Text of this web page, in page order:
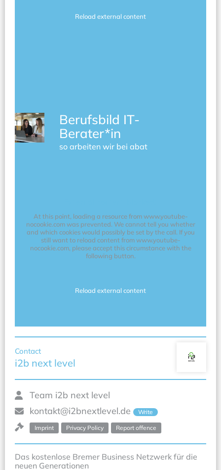
Reload external content
Berufsbild IT-
Berater*in
so arbeiten wir bei abat
At this point, loading a resource from www.youtube-
nocookie.com was prevented. We cannot tell you whether
and which cookies would possibly be set by the call. If you
still want to reload content from www.youtube-
nocookie.com, please accept this circumstance with the
following button.
Reload external content
Contact
i2b next level
Team i2b next level
kontakt@i2bnextlevel.de
Write
Imprint Privacy Policy Report offence
Das kostenlose Bremer Business Netzwerk für die
neuen Generationen